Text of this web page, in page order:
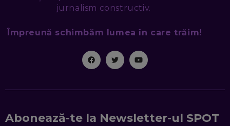
LA JOB! CUM DEMONSTREZI ABILITĂȚI ȘI CÂȘTIGI PREMII
ANTONIO ENACHE, SENSE4FIT: CUM TE AJUTĂ
CRISTIAN GROZEA, BEEFAST: PREGĂTIM CEL MAI BUN
jurnalism constructiv.
Împreună schimbăm lumea în care trăim!
Abonează-te la Newsletter-ul SPOT